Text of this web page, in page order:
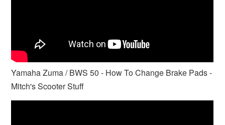
Yamaha Zuma / BWS 50 - How To Change Brake Pads -
Mitch's Scooter Stuff